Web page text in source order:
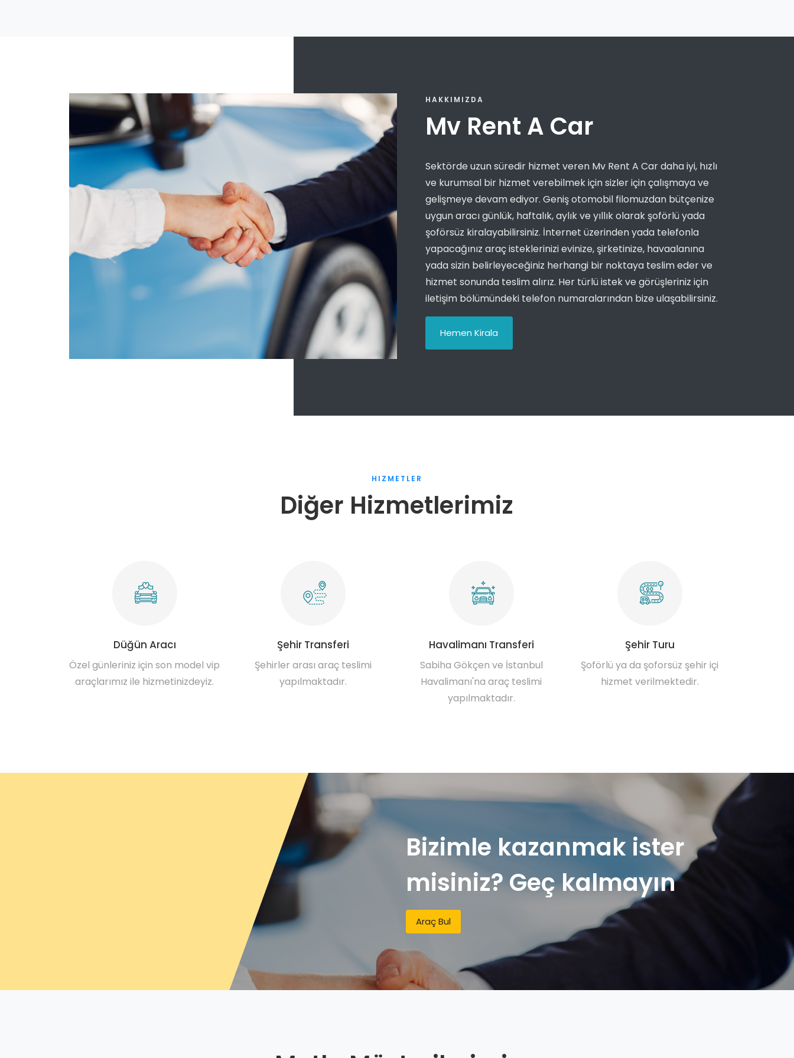
HAKKIMIZDA
Mv Rent A Car
Sektörde uzun süredir hizmet veren Mv Rent A Car daha iyi, hızlı
ve kurumsal bir hizmet verebilmek için sizler için çalışmaya ve
gelişmeye devam ediyor. Geniş otomobil filomuzdan bütçenize
uygun aracı günlük, haftalık, aylık ve yıllık olarak şoförlü yada
şoförsüz kiralayabilirsiniz. İnternet üzerinden yada telefonla
yapacağınız araç isteklerinizi evinize, şirketinize, havaalanına
yada sizin belirleyeceğiniz herhangi bir noktaya teslim eder ve
hizmet sonunda teslim alırız. Her türlü istek ve görüşleriniz için
iletişim bölümündeki telefon numaralarından bize ulaşabilirsiniz.
Hemen Kirala
HIZMETLER
Diğer Hizmetlerimiz
Düğün Aracı
Özel günleriniz için son model vip
araçlarımız ile hizmetinizdeyiz.
Şehir Transferi
Şehirler arası araç teslimi
yapılmaktadır.
Havalimanı Transferi
Sabiha Gökçen ve İstanbul
Havalimanı'na araç teslimi
yapılmaktadır.
Şehir Turu
Şoförlü ya da şoforsüz şehir içi
hizmet verilmektedir.
Bizimle kazanmak ister
misiniz? Geç kalmayın
Araç Bul